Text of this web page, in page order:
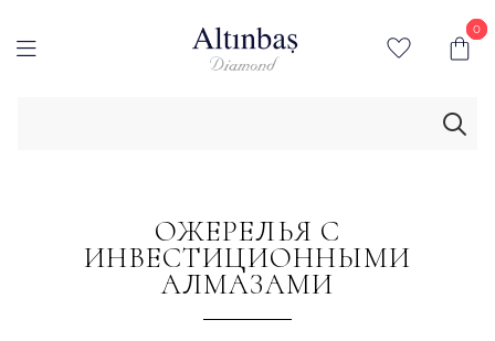
0
0
ОЖЕРЕЛЬЯ С
ИНВЕСТИЦИОННЫМИ
АЛМАЗАМИ